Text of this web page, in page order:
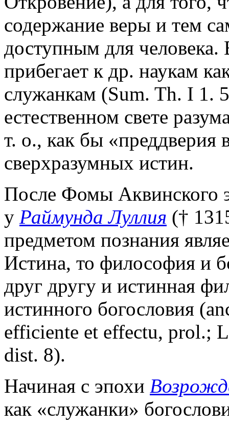
содержание веры и тем
доступным для человека.
прибегает к др. наукам
служанкам (Sum. Th. I 1.
естественном свете
т. о., как бы
сверхразумных истин.
После Фомы Аквинского
у Раймунда Луллия (†
предметом познания
Истина, то философия и
друг другу и истинная
истинного богословия
efficiente et effectu, prol.;
dist. 8).
Начиная с эпохи
как «служанки»